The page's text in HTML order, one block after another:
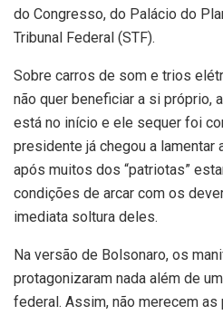
do Congresso, do Palácio do
Tribunal Federal (STF).
Sobre carros de som e trios
não quer beneficiar a si próprio,
está no início e ele sequer foi
presidente já chegou a lamentar
após muitos dos “patriotas”
condições de arcar com os
imediata soltura deles.
Na versão de Bolsonaro, os
protagonizaram nada além de
federal. Assim, não merecem as